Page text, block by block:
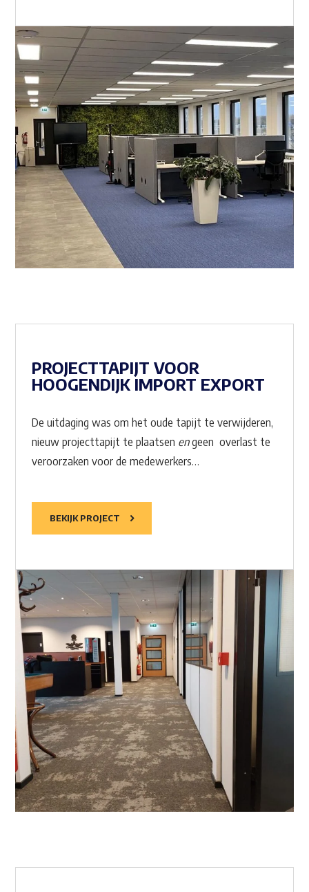
Waar ben je naar op zoek?
PROJECTTAPIJT VOOR
HOOGENDIJK IMPORT EXPORT
De uitdaging was om het oude tapijt te verwijderen,
nieuw projecttapijt te plaatsen engeen overlast te
veroorzaken voor de medewerkers…
BEKIJK PROJECT